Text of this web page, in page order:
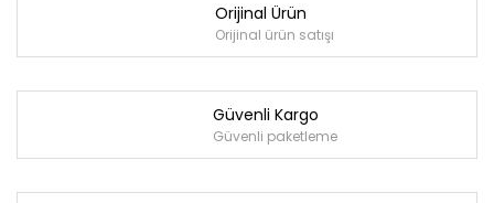
Orijinal Ürün
Orijinal ürün satışı
Güvenli Kargo
Güvenli paketleme